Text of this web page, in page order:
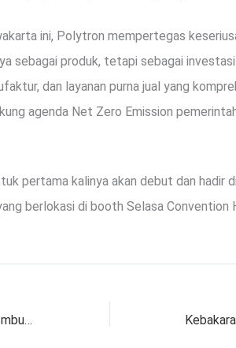
ini, Polytron mempertegas
sebagai produk, tetapi sebagai
dan layanan purna jual yang
agenda Net Zero Emission
pertama kalinya akan debut dan hadir
berlokasi di booth Selasa Convention
Film ‘Sore: Istri dari Masa Depan’ Tembus 1,3 Juta Penonton